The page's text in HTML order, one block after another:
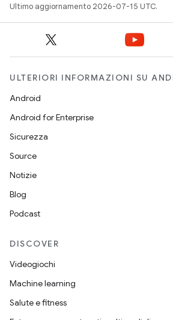
Ultimo aggiornamento 2026-07-15 UTC.
ULTERIORI INFORMAZIONI SU
Android
Android for Enterprise
Sicurezza
Source
Notizie
Blog
Podcast
DISCOVER
Videogiochi
Machine learning
Salute e fitness